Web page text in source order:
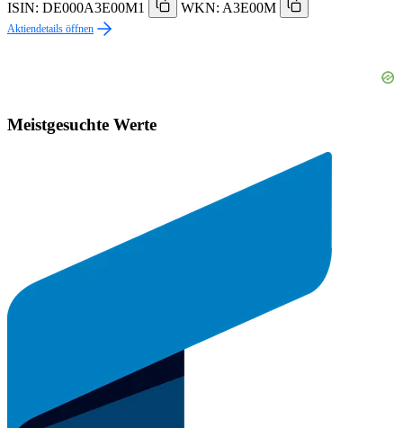
ISIN: DE000A3E00M1
WKN: A3E00M
Aktiendetails öffnen
Meistgesuchte Werte